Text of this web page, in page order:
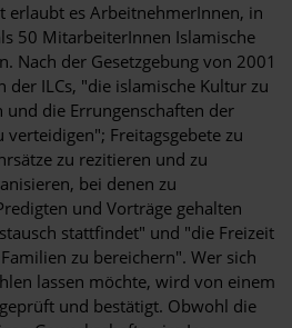
erlaubt es ArbeitnehmerInnen, in
50 MitarbeiterInnen Islamische
Nach der Gesetzgebung von 2001
der ILCs, "die islamische Kultur zu
die Errungenschaften der
Freitagsgebete zu
zu rezitieren und zu
bei denen zu
und Vorträge gehalten
stattfindet" und "die Freizeit
zu bereichern". Wer sich
lassen möchte, wird von einem
und bestätigt. Obwohl die